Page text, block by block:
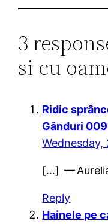
3
si cu
Ridic
Gânduri 009
[…] —
Reply
Hainele pe